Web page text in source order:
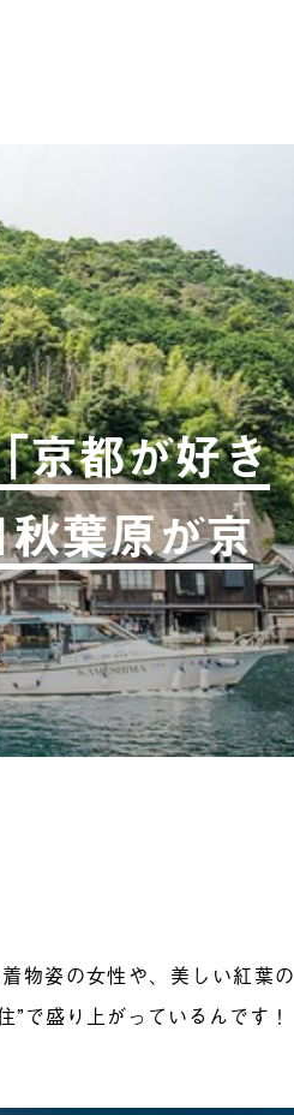
京都が好き
葉原が京
物姿の女性や、美しい紅葉の
で盛り上がっているんです！